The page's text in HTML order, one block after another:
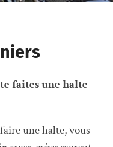
faites une halte
une halte, vous